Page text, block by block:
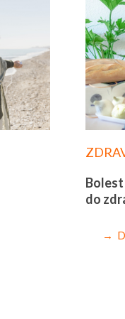
Bolest
do
→